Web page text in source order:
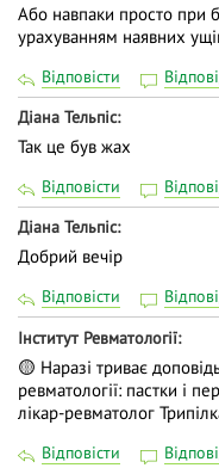
Або навпаки просто при
урахуванням наявних
Відповісти
Діана Тельпіс
Так це був жах
Відповісти
Діана Тельпіс
Добрий вечір
Відповісти
Iнститут Ревматології
🟡 Наразі триває
ревматології: пастки і
лікар-ревматолог
Відповісти